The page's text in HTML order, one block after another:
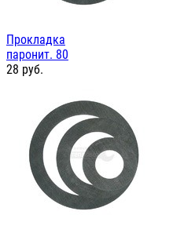
Прокладка
паронит. 80
28 руб.